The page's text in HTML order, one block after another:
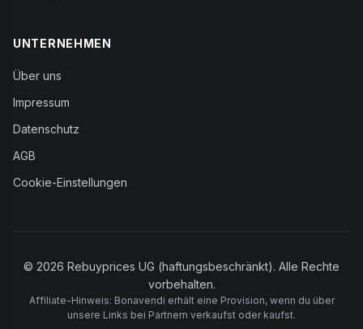
UNTERNEHMEN
Über uns
Impressum
Datenschutz
AGB
Cookie-Einstellungen
© 2026 Rebuyprices UG (haftungsbeschränkt). Alle Rechte
vorbehalten.
Affiliate-Hinweis: Bonavendi erhält eine Provision, wenn du über
unsere Links bei Partnern verkaufst oder kaufst.